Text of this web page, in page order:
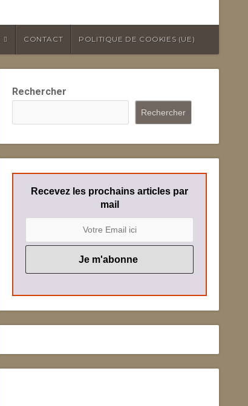
CONTACT POLITIQUE DE COOKIES (UE)
Rechercher
Rechercher
Recevez les prochains articles par
mail